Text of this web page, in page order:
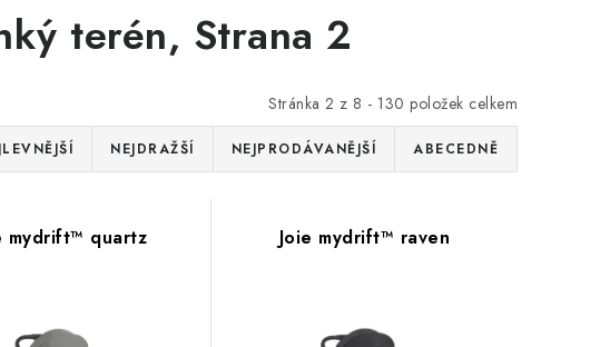
terén, Strana 2
Stránka 2 z 8 - 130 položek celkem
NEJDRAŽŠÍ NEJPRODÁVANĚJŠÍ ABECEDNĚ
mydrift™ quartz Joie mydrift™ raven